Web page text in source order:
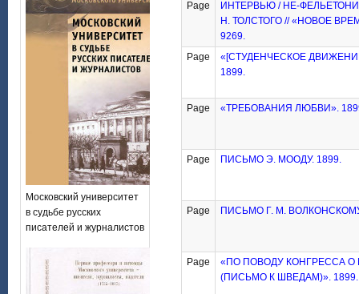
Московский университет
в судьбе русских
писателей и журналистов
Page
ИНТЕРВЬЮ / НЕ-
Н. ТОЛСТОГО // «НОВОЕ
9269.
Page
«[СТУДЕНЧЕСКОЕ
1899.
Page «ТРЕБОВАНИЯ ЛЮБВИ».
Page ПИСЬМО Э. МООДУ. 1899.
Page ПИСЬМО Г. М.
Page
«ПО ПОВОДУ КОНГРЕССА О
(ПИСЬМО К ШВЕДАМ)». 1899.